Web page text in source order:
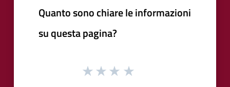
Quanto sono chiare le informazioni
su questa pagina?